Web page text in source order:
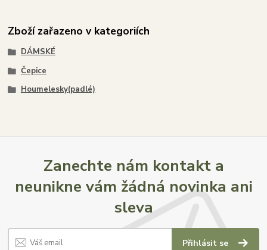
Zboží zařazeno v kategoriích
DÁMSKÉ
Čepice
Houmelesky(padlé)
Zanechte nám kontakt a
neunikne vám žádná novinka ani
sleva
Přihlásit se